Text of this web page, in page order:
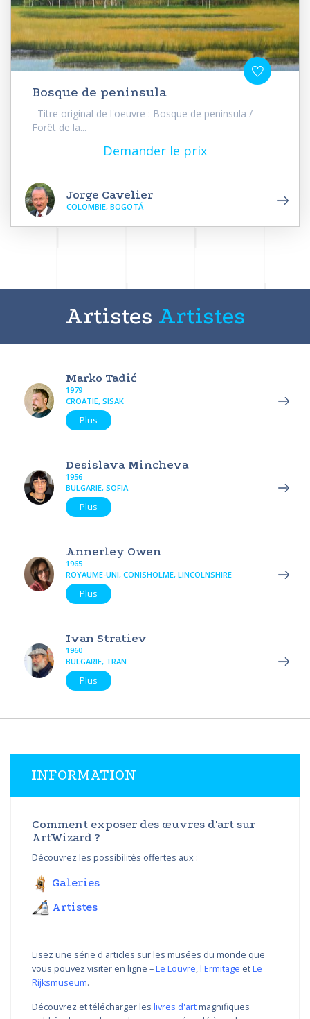
Bosque de peninsula
Titre original de l'oeuvre : Bosque de peninsula /
Forêt de la...
Demander le prix
Jorge Cavelier
COLOMBIE, BOGOTÁ
Artistes Artistes
Marko Tadić
1979
CROATIE, SISAK
Plus
Desislava Mincheva
1956
BULGARIE, SOFIA
Plus
Annerley Owen
1965
ROYAUME-UNI, CONISHOLME, LINCOLNSHIRE
Plus
Ivan Stratiev
1960
BULGARIE, TRAN
Plus
INFORMATION
Comment exposer des œuvres d'art sur
ArtWizard ?
Découvrez les possibilités offertes aux :
Galeries
Artistes
Lisez une série d'articles sur les musées du monde que
vous pouvez visiter en ligne –Le Louvre,l'Ermitage etLe
Rijksmuseum.
Découvrez et télécharger les livres d'artmagnifiques